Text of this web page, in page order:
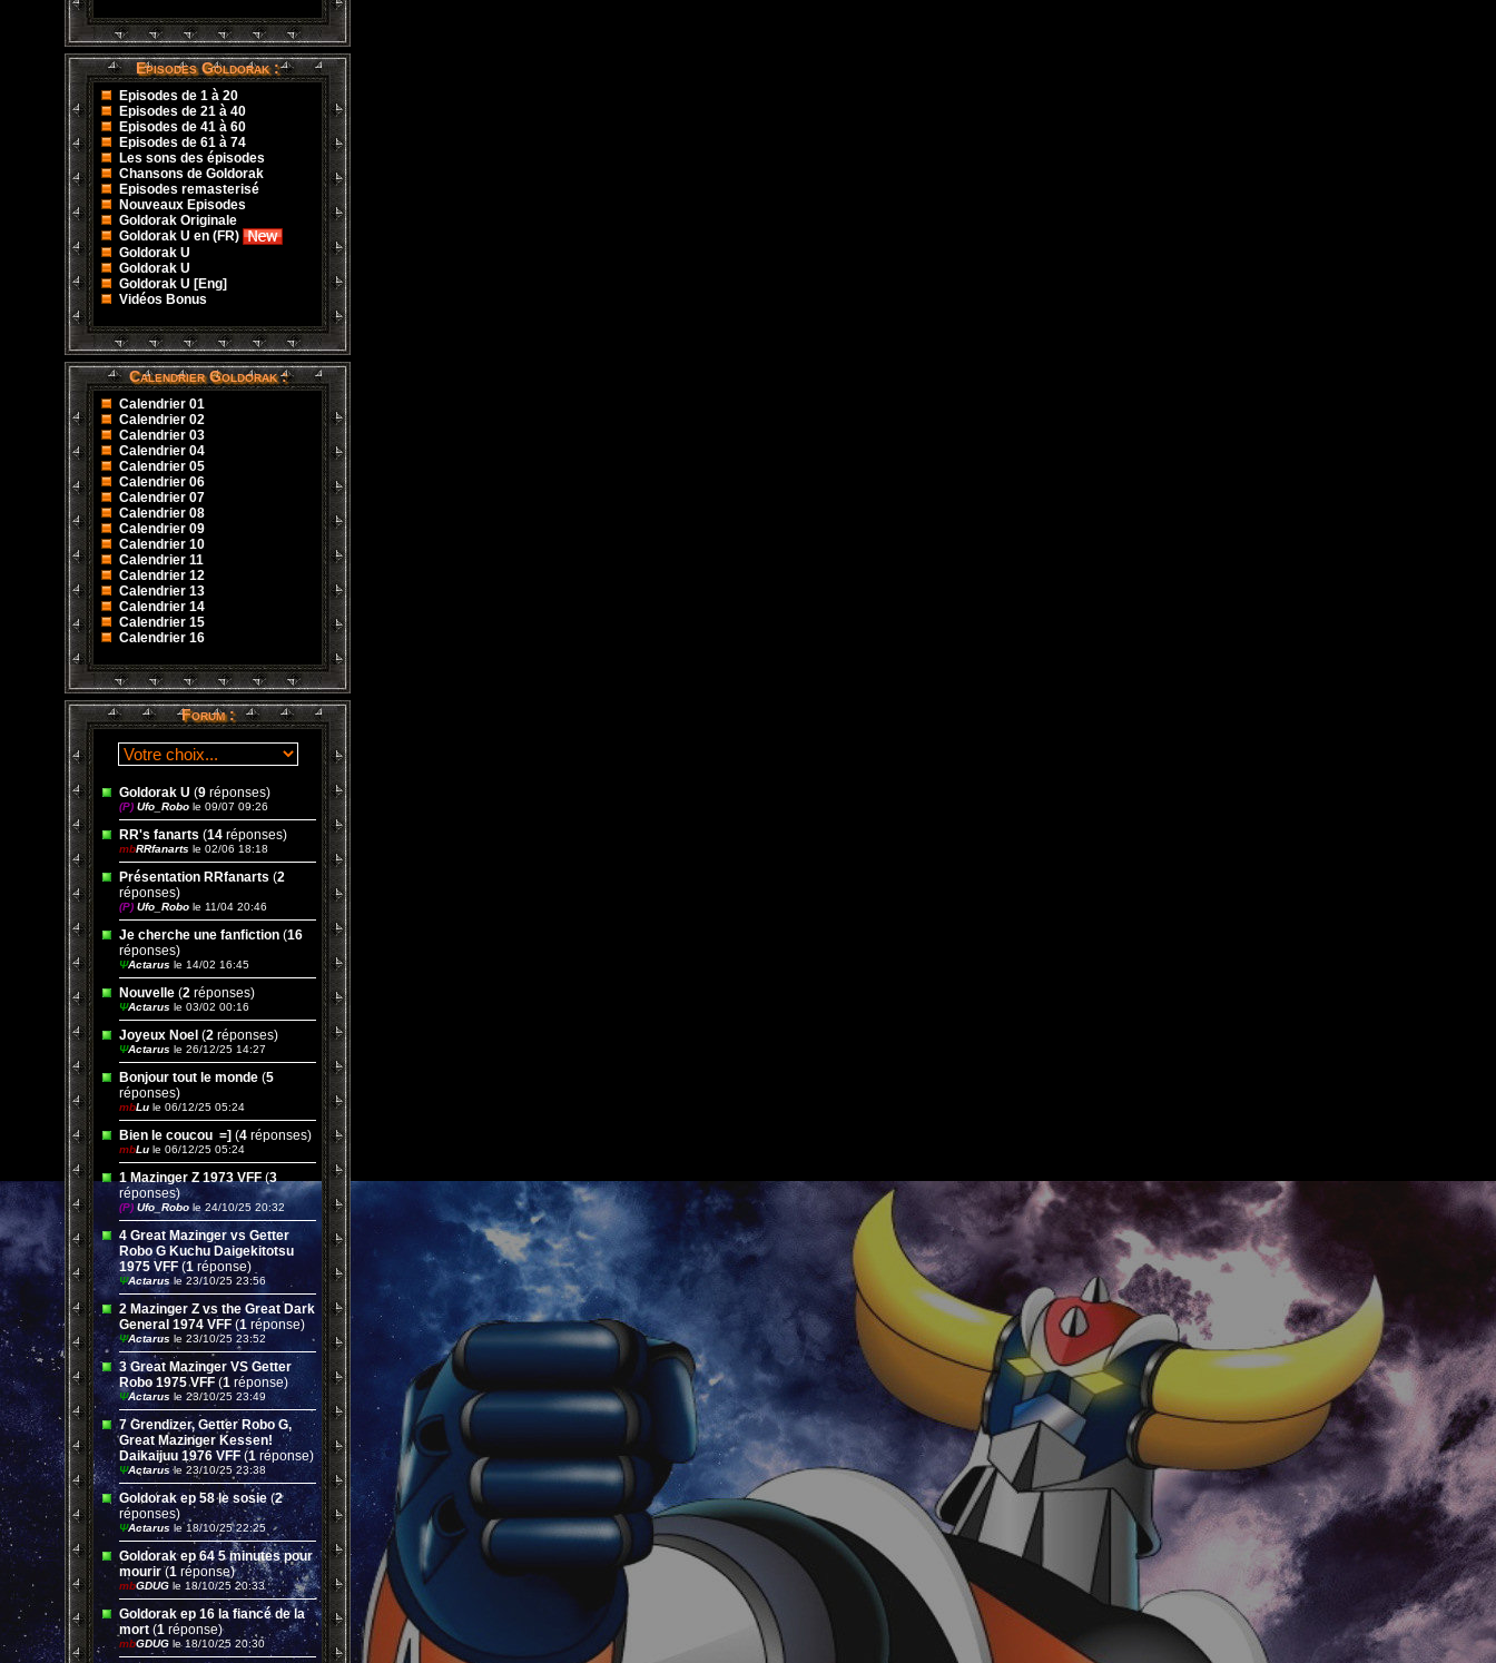
Episodes Goldorak :
Episodes de 1 à 20
Episodes de 21 à 40
Episodes de 41 à 60
Episodes de 61 à 74
Les sons des épisodes
Chansons de Goldorak
Episodes remasterisé
Nouveaux Episodes
Goldorak Originale
Goldorak U en (FR)
Goldorak U
Goldorak U
Goldorak U [Eng]
Vidéos Bonus
Calendrier Goldorak :
Calendrier 01
Calendrier 02
Calendrier 03
Calendrier 04
Calendrier 05
Calendrier 06
Calendrier 07
Calendrier 08
Calendrier 09
Calendrier 10
Calendrier 11
Calendrier 12
Calendrier 13
Calendrier 14
Calendrier 15
Calendrier 16
Forum :
Goldorak U (9 réponses)
(P) Ufo_Robo le 09/07 09:26
RR's fanarts (14 réponses)
mbRRfanarts le 02/06 18:18
Présentation RRfanarts (2
réponses)
(P) Ufo_Robo le 11/04 20:46
Je cherche une fanfiction (16
réponses)
ΨActarus le 14/02 16:45
Nouvelle (2 réponses)
ΨActarus le 03/02 00:16
Joyeux Noel (2 réponses)
ΨActarus le 26/12/25 14:27
Bonjour tout le monde (5
réponses)
mbLu le 06/12/25 05:24
Bien le coucou ‌ =] (4 réponses)
mbLu le 06/12/25 05:24
1 Mazinger Z 1973 VFF(3
réponses)
(P) Ufo_Robo le 24/10/25 20:32
4 Great Mazinger vs Getter
Robo G Kuchu Daigekitotsu
1975 VFF (1 réponse)
ΨActarusle 23/10/25 23:56
2 Mazinger Z vs the Great Dark
General 1974 VFF (1 réponse)
ΨActarus le 23/10/25 23:52
3 Great Mazinger VS Getter
Robo 1975 VFF (1 réponse)
ΨActarus le 23/10/25 23:49
7 Grendizer, Getter Robo G,
Great Mazinger Kessen!
Daikaijuu 1976 VFF(1réponse)
ΨActarusle 23/10/25 23:38
Goldorak ep 58 le sosie(2
réponses)
ΨActarus le 18/10/25 22:25
Goldorak ep 64 5 minutes pour
mourir(1 réponse)
mbGDUG le 18/10/25 20:33
Goldorak ep 16 la fiancé de la
mort (1 réponse)
mbGDUG le 18/10/25 20:30